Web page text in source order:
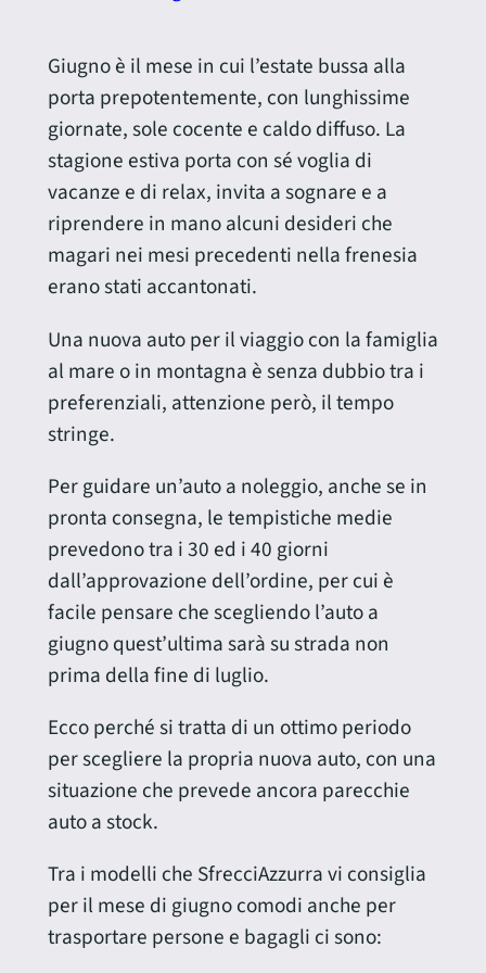
Giugno è il mese in cui l’estate bussa alla
porta prepotentemente, con lunghissime
giornate, sole cocente e caldo diffuso. La
stagione estiva porta con sé voglia di
vacanze e di relax, invita a sognare e a
riprendere in mano alcuni desideri che
magari nei mesi precedenti nella frenesia
erano stati accantonati.
Una nuova auto per il viaggio con la famiglia
al mare o in montagna è senza dubbio tra i
preferenziali, attenzione però, il tempo
stringe.
Per guidare un’auto a noleggio, anche se in
pronta consegna, le tempistiche medie
prevedono tra i 30 ed i 40 giorni
dall’approvazione dell’ordine, per cui è
facile pensare che scegliendo l’auto a
giugno quest’ultima sarà su strada non
prima della fine di luglio.
Ecco perché si tratta di un ottimo periodo
per scegliere la propria nuova auto, con una
situazione che prevede ancora parecchie
auto a stock.
Tra i modelli che SfrecciAzzurra vi consiglia
per il mese di giugno comodi anche per
trasportare persone e bagagli ci sono: